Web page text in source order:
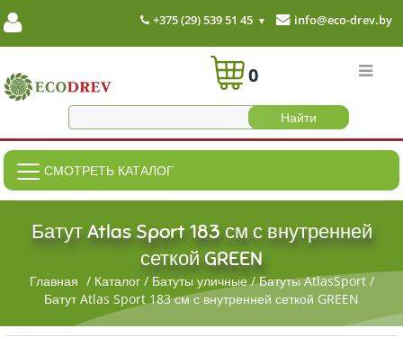
+375 (29) 539 51 45 info@eco-drev.by
0
СМОТРЕТЬ КАТАЛОГ
Батут Atlas Sport 183 см с внутренней
сеткой GREEN
Главная / Каталог/ Батуты уличные/Батуты AtlasSport/
Батут Atlas Sport 183 см с внутренней сеткой GREEN